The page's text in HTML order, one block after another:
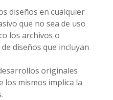
diseños en cualquier
que no sea de uso
los archivos o
diseños que incluyan
originales
los mismos implica la